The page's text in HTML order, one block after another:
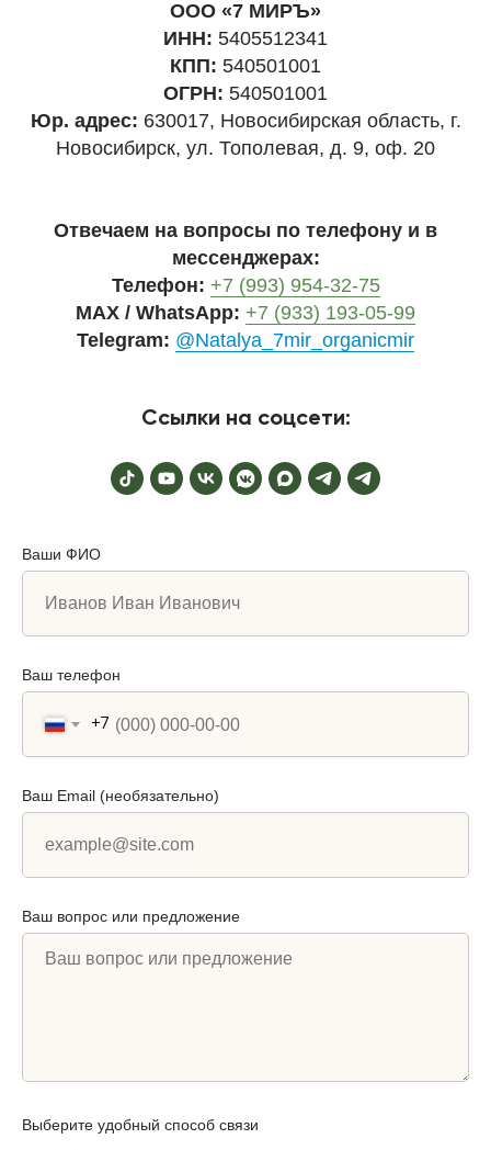
ООО «7 МИРЪ»
ИНН: 5405512341
КПП: 540501001
ОГРН: 540501001
Юр. адрес: 630017, Новосибирская область, г.
Новосибирск, ул. Тополевая, д. 9, оф. 20
Отвечаем на вопросы по телефону и в
мессенджерах:
Телефон: +7 (993) 954-32-75
MAX / WhatsApp: +7 (933) 193-05-99
Telegram: @Natalya_7mir_organicmir
Ссылки на соцсети:
Ваши ФИО
Ваш телефон
+7
Ваш Email (необязательно)
Ваш вопрос или предложение
Выберите удобный способ связи